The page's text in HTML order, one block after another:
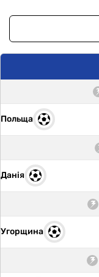
Польща
Данія
Угорщина